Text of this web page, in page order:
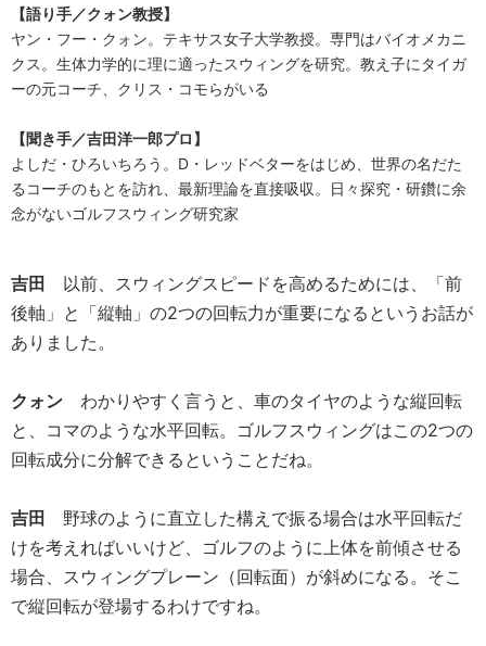
【語り手／クォン教授】
ヤン・フー・クォン。テキサス女子大学教授。専門はバイオメカニ
クス。生体力学的に理に適ったスウィングを研究。教え子にタイガ
ーの元コーチ、クリス・コモらがいる
【聞き手／吉田洋一郎プロ】
よしだ・ひろいちろう。D・レッドベターをはじめ、世界の名だた
るコーチのもとを訪れ、最新理論を直接吸収。日々探究・研鑽に余
念がないゴルフスウィング研究家
吉田
以前、スウィングスピードを高めるためには、「前
後軸」と「縦軸」の2つの回転力が重要になるというお話が
ありました。
クォン わかりやすく言うと、車のタイヤのような縦回転
と、コマのような水平回転。ゴルフスウィングはこの2つの
回転成分に分解できるということだね。
吉田
野球のように直立した構えで振る場合は水平回転だ
けを考えればいいけど、ゴルフのように上体を前傾させる
場合、スウィングプレーン（回転面）が斜めになる。そこ
で縦回転が登場するわけですね。